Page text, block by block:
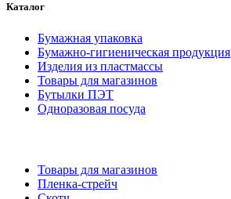
Каталог
Бумажная упаковка
Бумажно-гигиеническая продукция
Изделия из пластмассы
Товары для магазинов
Бутылки ПЭТ
Одноразовая посуда
Товары для магазинов
Пленка-стрейч